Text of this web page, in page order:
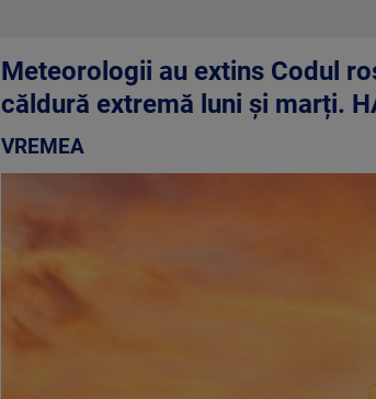
Meteorologii au extins Codul
căldură extremă luni și marți.
VREMEA